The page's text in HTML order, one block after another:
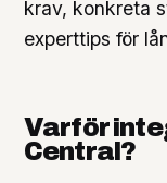
krav, konkreta
experttips för
Varför
Central?